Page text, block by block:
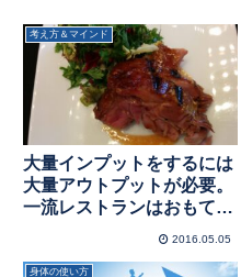
考え方＆マインド
大量インプットをするには
大量アウトプットが必要。
一流レストランはおもてな
2016.05.05
身体の使い方